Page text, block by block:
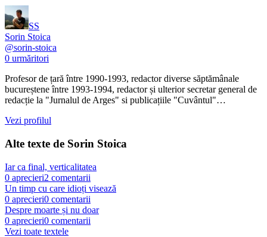
SS
Sorin Stoica
@sorin-stoica
0 urmăritori
Profesor de țară între 1990-1993, redactor diverse săptămânale
bucureștene între 1993-1994, redactor și ulterior secretar general de
redacție la "Jurnalul de Arges" si publicațiile "Cuvântul"…
Vezi profilul
Alte texte de Sorin Stoica
Iar ca final, verticalitatea
0 aprecieri2 comentarii
Un timp cu care idioți visează
0 aprecieri0 comentarii
Despre moarte și nu doar
0 aprecieri0 comentarii
Vezi toate textele